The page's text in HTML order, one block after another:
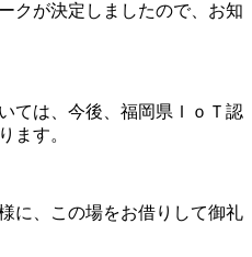
クが決定しましたので、お知
ては、今後、福岡県ＩｏＴ認
ます。
に、この場をお借りして御礼